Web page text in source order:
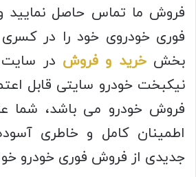
فروش ما تماس حاصل
فوری خودروی خود را در کسری
بخشخرید و فروش در سایت
نیکبخت خودرو سایتی قابل
فروش خودرو می باشد، شما
اطمینان کامل و خاطری
جدیدی از فروش فوری خودرو